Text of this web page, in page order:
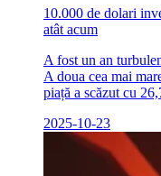
10.000 de dolari
atât acum
A fost un an
A doua cea mai
piață a scăzut cu
2025-10-23